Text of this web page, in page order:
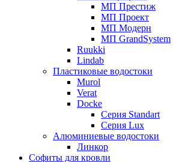
МП Престиж
МП Проект
МП Модерн
МП GrandSystem
Ruukki
Lindab
Пластиковые водостоки
Murol
Verat
Docke
Серия Standart
Серия Lux
Алюминиевые водостоки
Линкор
Софиты для кровли